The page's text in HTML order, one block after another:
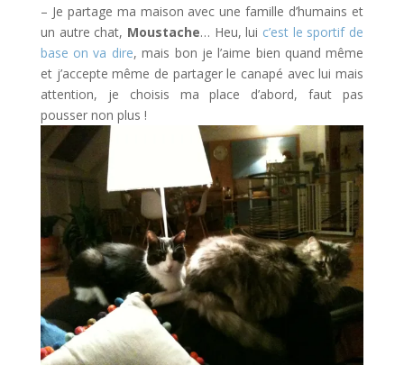
– Je partage ma maison avec une famille d’humains et
un autre chat, Moustache… Heu, lui c’est le sportif de
base on va dire, mais bon je l’aime bien quand même
et j’accepte même de partager le canapé avec lui mais
attention, je choisis ma place d’abord, faut pas
pousser non plus !